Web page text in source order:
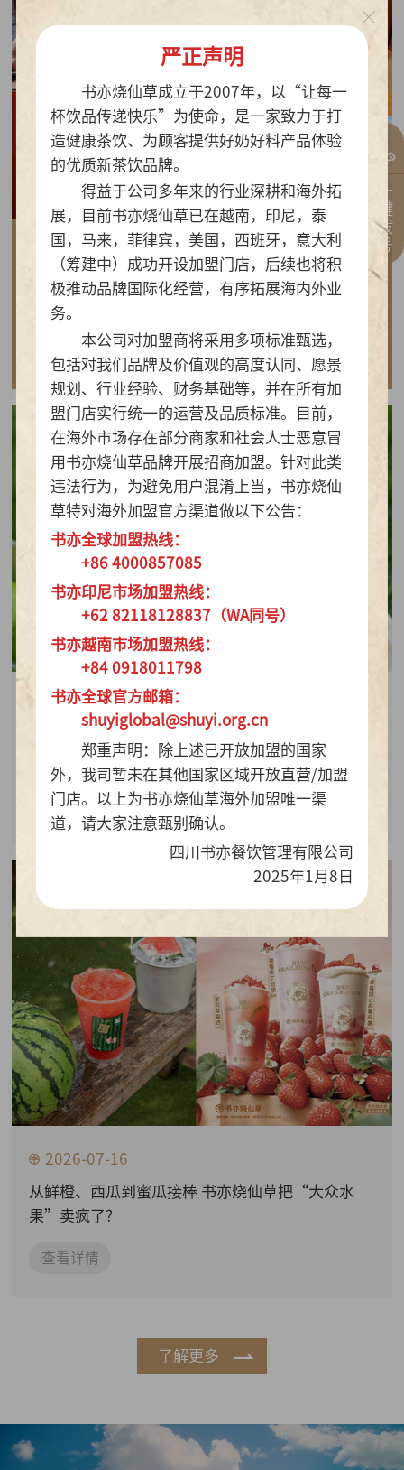
一键拨号
2026-07-30
做实亲民茶饮！书亦烧仙草以“有料品类之王”拿
下2026新茶饮TOP10
查看详情
2026-07-28
质价比持续热销
查看详情
2026-07-16
从鲜橙、西瓜到蜜瓜接棒 书亦烧仙草把“大众水
果”卖疯了?
查看详情
了解更多
严正声明
书亦烧仙草成立于2007年，以“让每一
杯饮品传递快乐”为使命，是一家致力于打
造健康茶饮、为顾客提供好奶好料产品体验
的优质新茶饮品牌。
得益于公司多年来的行业深耕和海外拓
展，目前书亦烧仙草已在越南，印尼，泰
国，马来，菲律宾，美国，西班牙，意大利
（筹建中）成功开设加盟门店，后续也将积
极推动品牌国际化经营，有序拓展海内外业
务。
本公司对加盟商将采用多项标准甄选，
包括对我们品牌及价值观的高度认同、愿景
规划、行业经验、财务基础等，并在所有加
盟门店实行统一的运营及品质标准。目前，
在海外市场存在部分商家和社会人士恶意冒
用书亦烧仙草品牌开展招商加盟。针对此类
违法行为，为避免用户混淆上当，书亦烧仙
草特对海外加盟官方渠道做以下公告：
书亦全球加盟热线：
+86 4000857085
书亦印尼市场加盟热线：
+62 82118128837（WA同号）
书亦越南市场加盟热线：
+84 0918011798
书亦全球官方邮箱：
shuyiglobal@shuyi.org.cn
郑重声明：除上述已开放加盟的国家
外，我司暂未在其他国家区域开放直营/加盟
门店。以上为书亦烧仙草海外加盟唯一渠
道，请大家注意甄别确认。
四川书亦餐饮管理有限公司
2025年1月8日